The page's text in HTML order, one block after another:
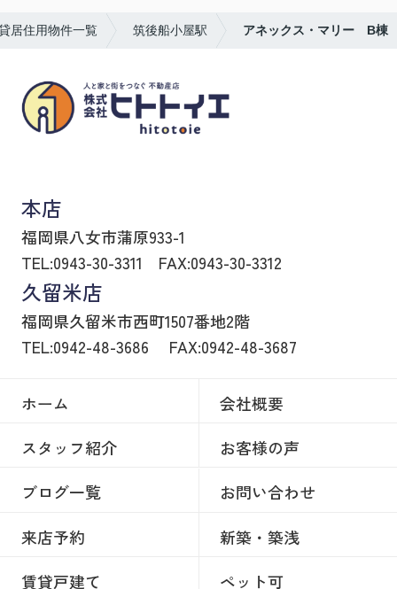
居住用物件一覧 筑後船小屋駅 アネックス・マリー B棟
本店
福岡県八女市蒲原933-1
TEL:0943-30-3311
FAX:0943-30-3312
久留米店
福岡県久留米市西町1507番地2階
TEL:0942-48-3686
FAX:0942-48-3687
ホーム
会社概要
スタッフ紹介
お客様の声
ブログ一覧
お問い合わせ
来店予約
新築・築浅
賃貸戸建て
ペット可